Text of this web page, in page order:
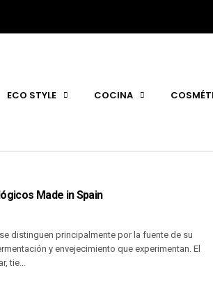
ECO STYLE COCINA
Made in Spain
distinguen principalmente por la fuente de su
y envejecimiento que experimentan. El
tie…